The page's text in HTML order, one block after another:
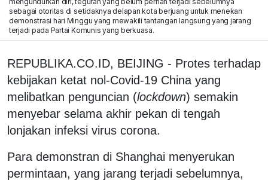
sebagai otoritas di setidaknya delapan kota berjuang untuk menekan
demonstrasi hari Minggu yang mewakili tantangan langsung yang jarang
terjadi pada Partai Komunis yang berkuasa.
REPUBLIKA.CO.ID, BEIJING - Protes terhadap
kebijakan ketat nol-Covid-19 China yang
melibatkan penguncian (lockdown) semakin
menyebar selama akhir pekan di tengah
lonjakan infeksi virus corona.
Para demonstran di Shanghai menyerukan
permintaan, yang jarang terjadi sebelumnya,